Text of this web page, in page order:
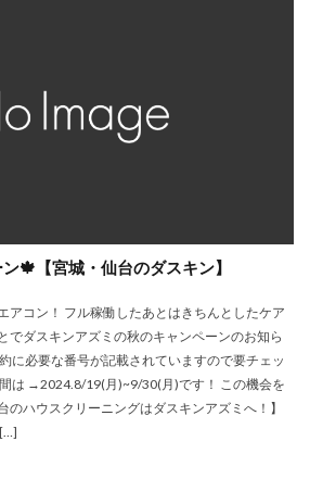
🍁【宮城・仙台のダスキン】
アコン！ フル稼働したあとはきちんとしたケア
でダスキンアズミの秋のキャンペーンのお知ら
に必要な番号が記載されていますので要チェッ
は →2024.8/19(月)~9/30(月)です！ この機会を
ハウスクリーニングはダスキンアズミへ！】